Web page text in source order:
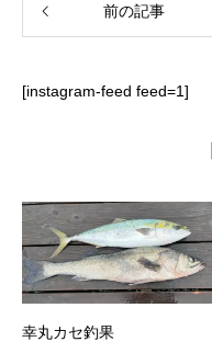
前の記事
[instagram-feed feed=1]
幸丸カセ釣果